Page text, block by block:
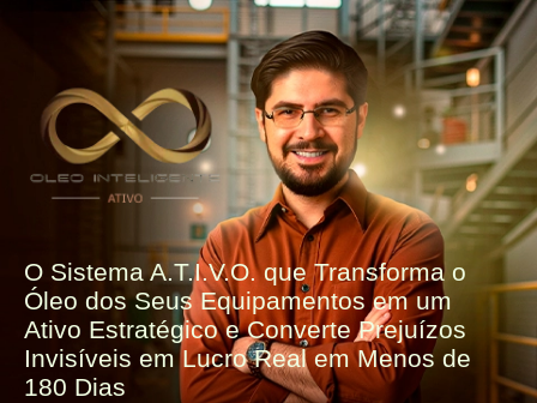
O Sistema A.T.I.V.O. que Transforma o
Óleo dos Seus Equipamentos em um
Ativo Estratégico e Converte Prejuízos
Invisíveis em Lucro Real em Menos de
180 Dias